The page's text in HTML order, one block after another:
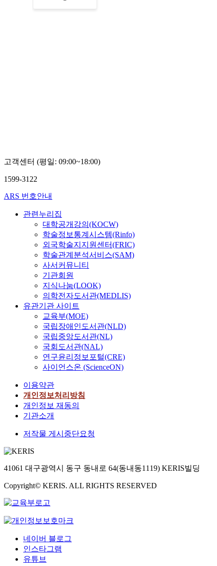
고객센터 (평일: 09:00~18:00)
1599-3122
ARS 번호안내
관련누리집
대학공개강의(KOCW)
학술정보통계시스템(Rinfo)
외국학술지지원센터(FRIC)
학술관계분석서비스(SAM)
사서커뮤니티
기관회원
지식나눔(LOOK)
의학전자도서관(MEDLIS)
유관기관 사이트
교육부(MOE)
국립장애인도서관(NLD)
국립중앙도서관(NL)
국회도서관(NAL)
연구윤리정보포털(CRE)
사이언스온 (ScienceON)
이용약관
개인정보처리방침
개인정보 재동의
기관소개
저작물 게시중단요청
41061 대구광역시 동구 동내로 64(동내동1119) KERIS빌딩
Copyright© KERIS. ALL RIGHTS RESERVED
네이버 블로그
인스타그램
유튜브